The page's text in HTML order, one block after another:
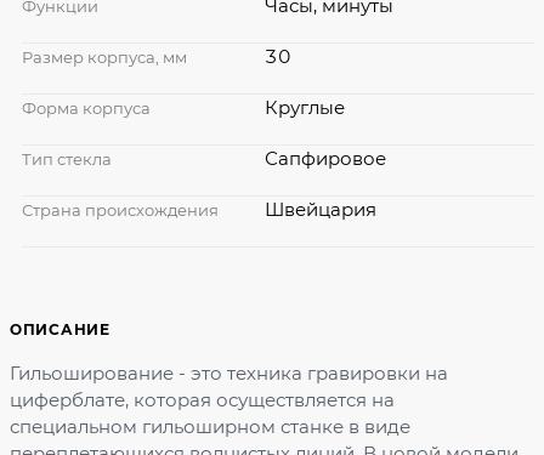
ОПИСАНИЕ
Гильоширование - это техника гравировки на
циферблате, которая осуществляется на
специальном гильоширном станке в виде
Функции Часы, минуты
Размер корпуса, мм 30
Форма корпуса Круглые
Тип стекла Сапфировое
Страна происхождения Швейцария